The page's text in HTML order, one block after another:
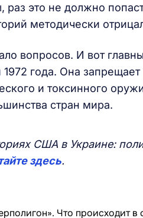
раз это не должно
методически
вопросов. И вот
года. Она
и токсинного
стран мира.
США в Украине:
здесь.